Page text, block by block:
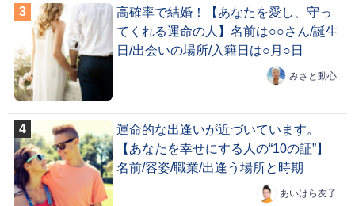
高確率で結婚！【あなたを愛し、守っ
てくれる運命の人】名前は○○さん/誕生
日/出会いの場所/入籍日は○月○日
みさと動心
運命的な出逢いが近づいています。
【あなたを幸せにする人の“10の証”】
名前/容姿/職業/出逢う場所と時期
あいはら友子